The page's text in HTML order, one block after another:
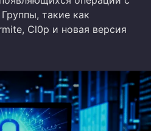
такие как
Cl0p и новая версия